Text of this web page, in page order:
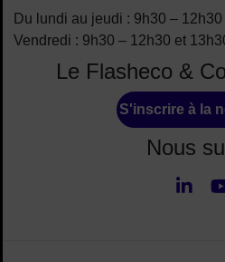
Du lundi au jeudi : 9h30 –
Vendredi : 9h30 – 12h30 et
Le Flasheco &
S'inscrire à la
Nous